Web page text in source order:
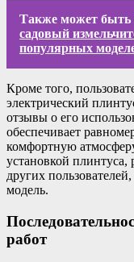
Также может быть
садовый
популярных
Кроме того,
электрический
отзывы о его
обеспечивает
комфортную
установкой плинтуса,
других
модель.
работ